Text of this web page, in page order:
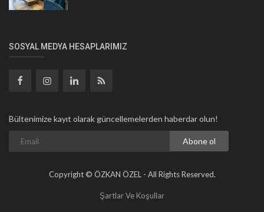
SOSYAL MEDYA HESAPLARIMIZ
Bültenimize kayıt olarak güncellemelerden haberdar olun!
Abone ol
Copyright © ÖZKAN ÖZEL - All Rights Reserved.
Şartlar Ve Koşullar